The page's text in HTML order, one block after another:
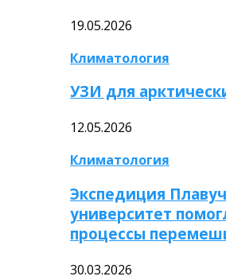
19.05.2026
Климатология
УЗИ для
12.05.2026
Климатология
Экспедиция
университет
процессы
30.03.2026